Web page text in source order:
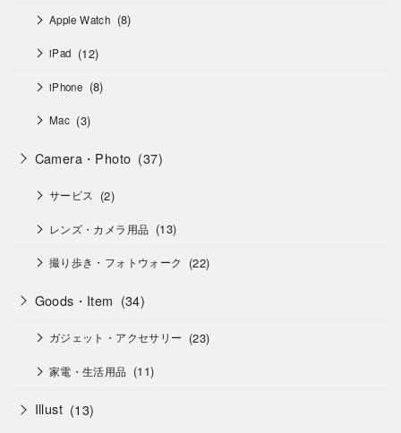
Apple Watch (8)
iPad (12)
iPhone (8)
Mac (3)
Camera・Photo (37)
サービス (2)
レンズ・カメラ用品 (13)
撮り歩き・フォトウォーク (22)
Goods・Item (34)
ガジェット・アクセサリー (23)
家電・生活用品 (11)
Illust (13)